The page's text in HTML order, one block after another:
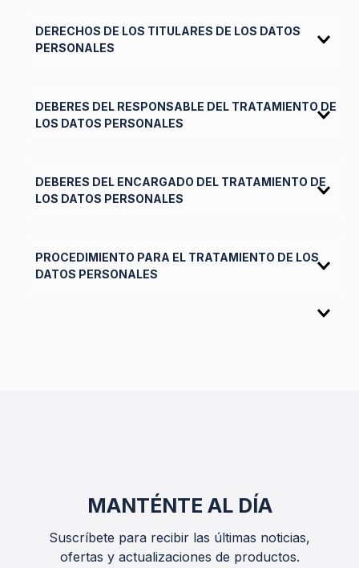
DERECHOS DE LOS TITULARES DE LOS DATOS
PERSONALES
DEBERES DEL RESPONSABLE DEL TRATAMIENTO DE
LOS DATOS PERSONALES
DEBERES DEL ENCARGADO DEL TRATAMIENTO DE
LOS DATOS PERSONALES
PROCEDIMIENTO PARA EL TRATAMIENTO DE LOS
DATOS PERSONALES
MANTÉNTE AL DÍA
Suscríbete para recibir las últimas noticias,
ofertas y actualizaciones de productos.